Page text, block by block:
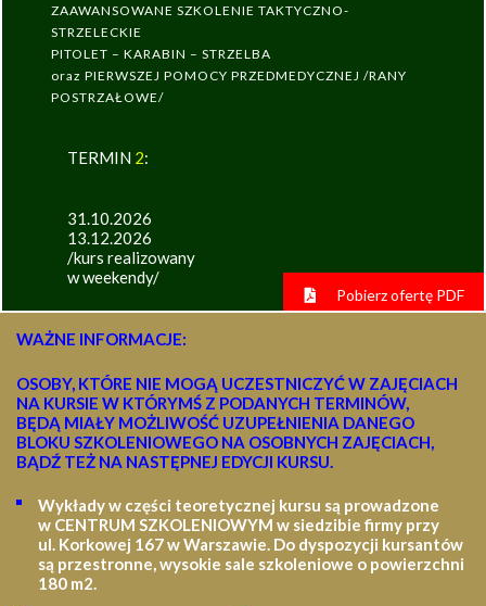
ZAAWANSOWANE SZKOLENIE TAKTYCZNO-
STRZELECKIE
PITOLET – KARABIN – STRZELBA
oraz PIERWSZEJ POMOCY PRZEDMEDYCZNEJ /RANY
POSTRZAŁOWE/
TERMIN 2:
31.10.2026
13.12.2026
/kurs realizowany
w weekendy/
Pobierz ofertę PDF
WAŻNE INFORMACJE:
OSOBY, KTÓRE NIE MOGĄ UCZESTNICZYĆ W ZAJĘCIACH
NA KURSIE W KTÓRYMŚ Z PODANYCH TERMINÓW,
BĘDĄ MIAŁY MOŻLIWOŚĆ UZUPEŁNIENIA DANEGO
BLOKU SZKOLENIOWEGO NA OSOBNYCH ZAJĘCIACH,
BĄDŹ TEŻ NA NASTĘPNEJ EDYCJI KURSU.
Wykłady w części teoretycznej kursu są prowadzone
w CENTRUM SZKOLENIOWYM w siedzibie firmy przy
ul. Korkowej 167 w Warszawie. Do dyspozycji kursantów
są przestronne, wysokie sale szkoleniowe o powierzchni
180 m2.